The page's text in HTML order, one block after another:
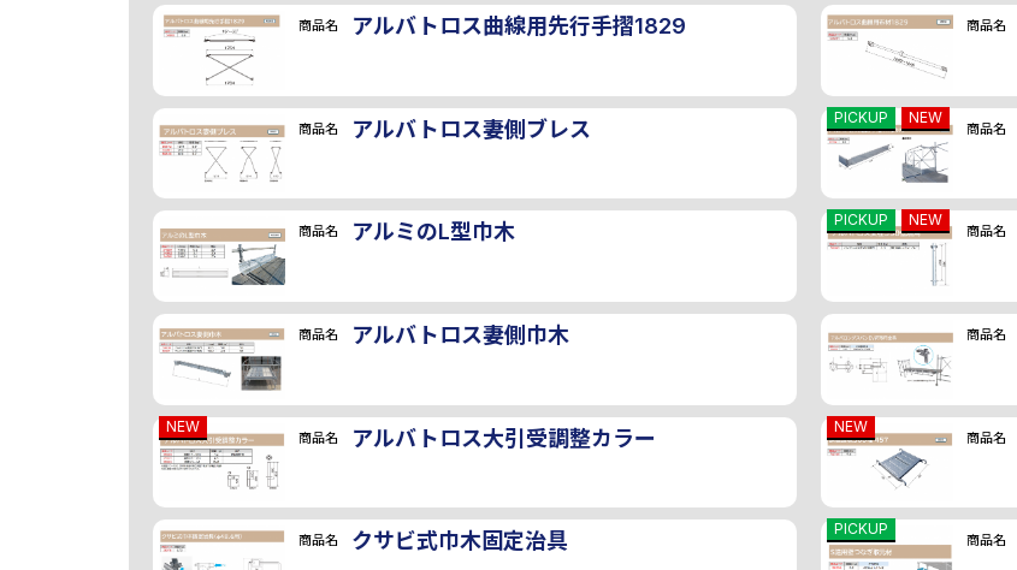
商品名 アルバトロス曲線用先行手摺1829 商品名
商品名 アルバトロス妻側ブレス PICKUP NEW
商品名
商品名 アルミのL型巾木 PICKUP NEW
商品名
商品名 アルバトロス妻側巾木 商品名
NEW
商品名 アルバトロス大引受調整カラー NEW
商品名
商品名 クサビ式巾木固定治具 PICKUP
商品名